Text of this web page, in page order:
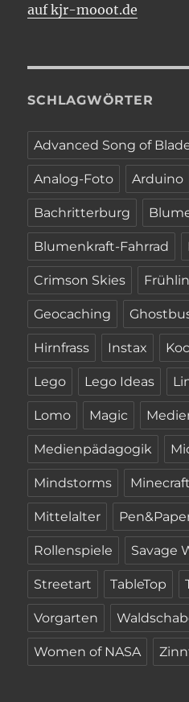
auf kjr-mooot.de
SCHLAGWÖRTER
Advanced Song of
Analog-Foto Arduino
Bachritterburg
Blumenkraft-Fahrrad
Crimson Skies
Geocaching
Hirnfrass Instax
Lego Lego Ideas
Lomo Magic
Medienpädagogik
Mindstorms Minecraft
Mittelalter
Rollenspiele Savage
Streetart TableTop
Vorgarten
Women of NASA